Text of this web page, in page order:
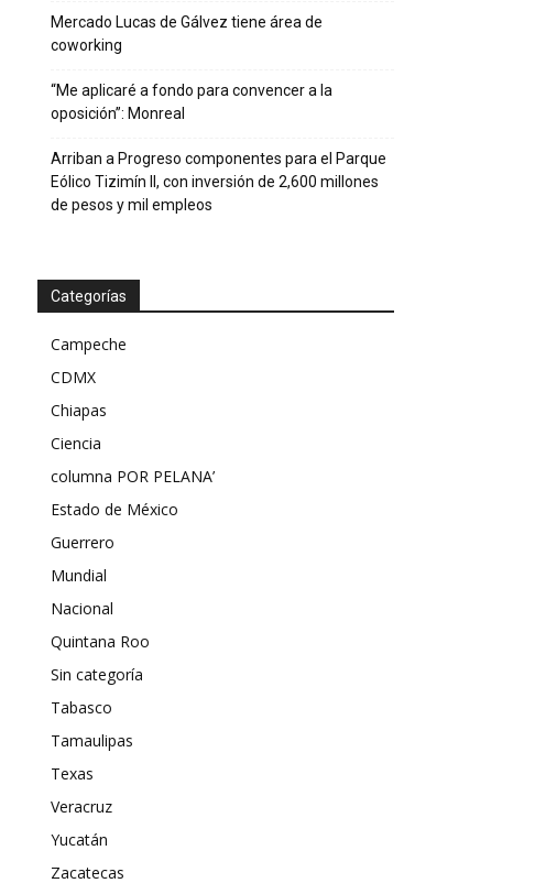
Mercado Lucas de Gálvez tiene área de
coworking
“Me aplicaré a fondo para convencer a la
oposición”: Monreal
Arriban a Progreso componentes para el Parque
Eólico Tizimín II, con inversión de 2,600 millones
de pesos y mil empleos
Categorías
Campeche
CDMX
Chiapas
Ciencia
columna POR PELANA’
Estado de México
Guerrero
Mundial
Nacional
Quintana Roo
Sin categoría
Tabasco
Tamaulipas
Texas
Veracruz
Yucatán
Zacatecas